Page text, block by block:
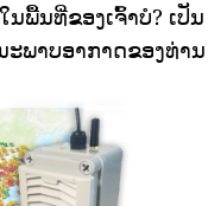
ພື້ນທີ່ຂອງເຈົ້າບໍ? ເປັນ
ພາບອາກາດຂອງທ່ານ